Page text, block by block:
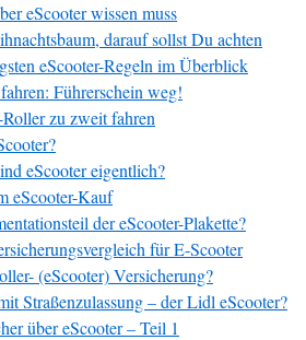
eScooter wissen muss
darauf sollst Du achten
eScooter-Regeln im Überblick
Führerschein weg!
zu zweit fahren
eScooter eigentlich?
eScooter-Kauf
der eScooter-Plakette?
für E-Scooter
(eScooter) Versicherung?
Straßenzulassung – der Lidl eScooter?
über eScooter – Teil 1